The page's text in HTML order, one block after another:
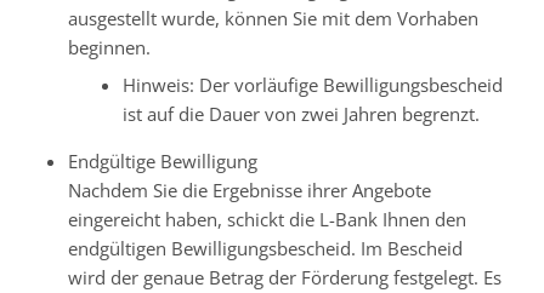
ausgestellt wurde, können Sie mit dem Vorhaben
beginnen.
Hinweis: Der vorläufige Bewilligungsbescheid
ist auf die Dauer von zwei Jahren begrenzt.
Endgültige Bewilligung
Nachdem Sie die Ergebnisse ihrer Angebote
eingereicht haben, schickt die L-Bank Ihnen den
endgültigen Bewilligungsbescheid. Im Bescheid
wird der genaue Betrag der Förderung festgelegt. Es